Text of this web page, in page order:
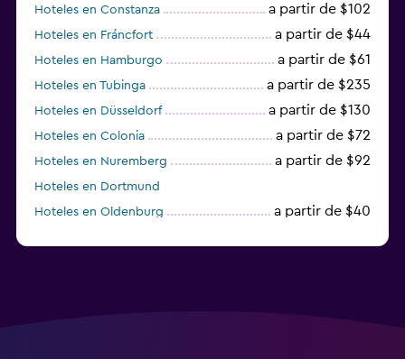
Hoteles en Constanza a partir de $102
Hoteles en Fráncfort a partir de $44
Hoteles en Hamburgo a partir de $61
Hoteles en Tubinga a partir de $235
Hoteles en Düsseldorf a partir de $130
Hoteles en Colonia a partir de $72
Hoteles en Nuremberg a partir de $92
Hoteles en Dortmund
Hoteles en Oldenburg
a partir de $40